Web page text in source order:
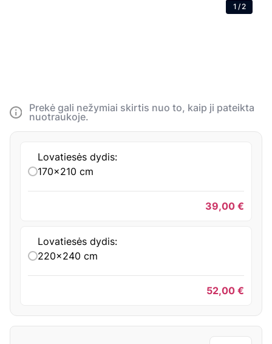
1 /2
Prekė gali nežymiai skirtis nuo to, kaip ji pateikta
nuotraukoje.
Lovatiesės dydis:
170x210 cm
39,00 €
Lovatiesės dydis:
220x240 cm
52,00 €